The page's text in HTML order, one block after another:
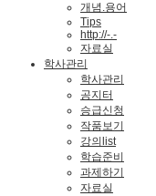
개념.용어
Tips
http://-.-
자료실
학사관리
학사관리
공지터
승급신청
작품보기
강의list
학습준비
과제하기
자료실